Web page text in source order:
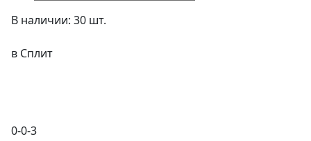
В наличии: 30 шт.
в Сплит
0-0-3